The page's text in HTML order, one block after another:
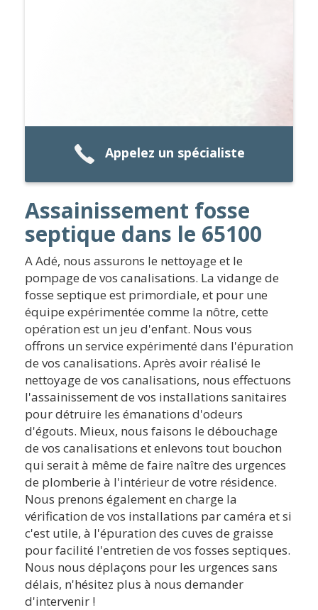
Appelez un spécialiste
Assainissement fosse
septique dans le 65100
A Adé, nous assurons le nettoyage et le
pompage de vos canalisations. La vidange de
fosse septique est primordiale, et pour une
équipe expérimentée comme la nôtre, cette
opération est un jeu d'enfant. Nous vous
offrons un service expérimenté dans l'épuration
de vos canalisations. Après avoir réalisé le
nettoyage de vos canalisations, nous effectuons
l'assainissement de vos installations sanitaires
pour détruire les émanations d'odeurs
d'égouts. Mieux, nous faisons le débouchage
de vos canalisations et enlevons tout bouchon
qui serait à même de faire naître des urgences
de plomberie à l'intérieur de votre résidence.
Nous prenons également en charge la
vérification de vos installations par caméra et si
c'est utile, à l'épuration des cuves de graisse
pour facilité l'entretien de vos fosses septiques.
Nous nous déplaçons pour les urgences sans
délais, n'hésitez plus à nous demander
d'intervenir !